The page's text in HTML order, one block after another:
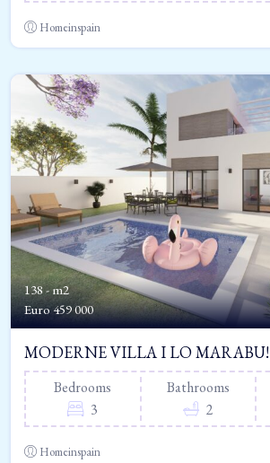
Homeinspain
138 - m2
Euro459 000
MODERNE VILLA I LO MARABU!
Bedrooms
3
Bathrooms
2
Homeinspain